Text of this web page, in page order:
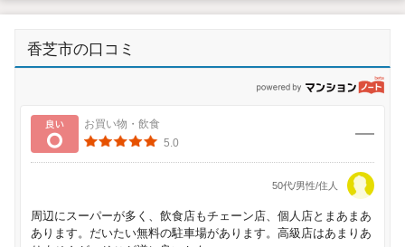
香芝市の口コミ
良い
お買い物・飲食
5.0
50代/男性/住人
周辺にスーパーが多く、飲食店もチェーン店、個人店とまあまあ
あります。だいたい無料の駐車場があります。高級店はあまりあ